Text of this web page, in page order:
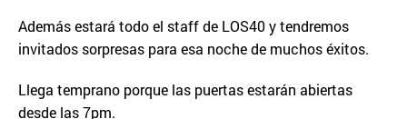
Además estará todo el staff de LOS40 y tendremos
invitados sorpresas para esa noche de muchos éxitos.
Llega temprano porque las puertas estarán abiertas
desde las 7pm.